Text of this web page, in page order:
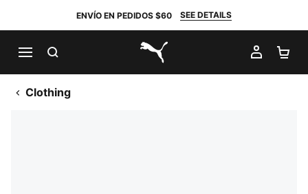
ENVÍO EN PEDIDOS $60 SEE DETAILS
PUMA.com
MI
Clothing